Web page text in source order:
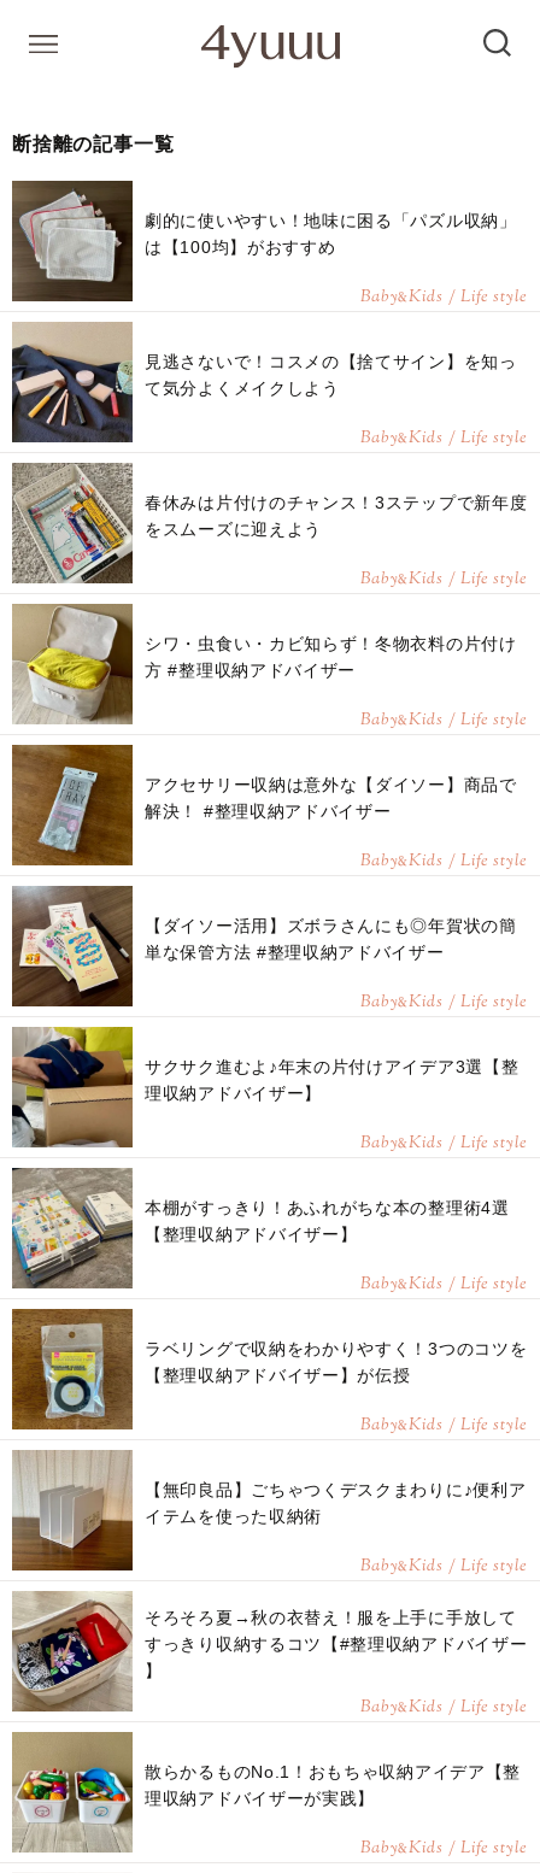
断捨離の記事一覧
劇的に使いやすい！地味に困る「パズル収納」
は【100均】がおすすめ
Baby&Kids / Life style
見逃さないで！コスメの【捨てサイン】を知っ
て気分よくメイクしよう
Baby&Kids / Life style
春休みは片付けのチャンス！3ステップで新年度
をスムーズに迎えよう
Baby&Kids / Life style
シワ・虫食い・カビ知らず！冬物衣料の片付け
方 #整理収納アドバイザー
Baby&Kids / Life style
アクセサリー収納は意外な【ダイソー】商品で
解決！ #整理収納アドバイザー
Baby&Kids / Life style
【ダイソー活用】ズボラさんにも◎年賀状の簡
単な保管方法 #整理収納アドバイザー
Baby&Kids / Life style
サクサク進むよ♪年末の片付けアイデア3選【整
理収納アドバイザー】
Baby&Kids / Life style
本棚がすっきり！あふれがちな本の整理術4選
【整理収納アドバイザー】
Baby&Kids / Life style
ラベリングで収納をわかりやすく！3つのコツを
【整理収納アドバイザー】が伝授
Baby&Kids / Life style
【無印良品】ごちゃつくデスクまわりに♪便利ア
イテムを使った収納術
Baby&Kids / Life style
そろそろ夏→秋の衣替え！服を上手に手放して
すっきり収納するコツ【#整理収納アドバイザー
】
Baby&Kids / Life style
散らかるものNo.1！おもちゃ収納アイデア【整
理収納アドバイザーが実践】
Baby&Kids / Life style